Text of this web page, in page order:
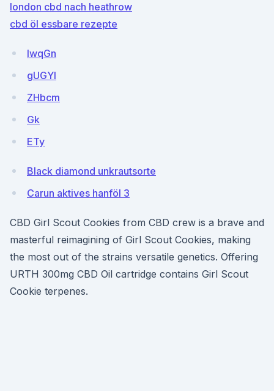
london cbd nach heathrow
cbd öl essbare rezepte
IwqGn
gUGYl
ZHbcm
Gk
ETy
Black diamond unkrautsorte
Carun aktives hanföl 3
CBD Girl Scout Cookies from CBD crew is a brave and
masterful reimagining of Girl Scout Cookies, making
the most out of the strains versatile genetics. Offering
URTH 300mg CBD Oil cartridge contains Girl Scout
Cookie terpenes.